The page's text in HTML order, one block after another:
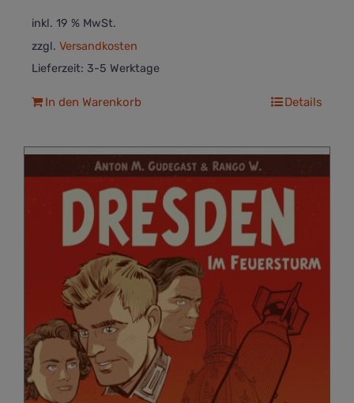
inkl. 19 % MwSt.
zzgl. Versandkosten
Lieferzeit: 3-5 Werktage
In den Warenkorb Details